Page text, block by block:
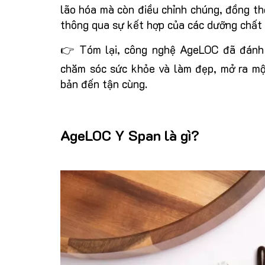
lão hóa mà còn điều chỉnh chúng, đồng
thông qua sự kết hợp của các dưỡng chất
👉 Tóm lại, công nghệ AgeLOC đã
chăm sóc sức khỏe và làm đẹp, mở ra
bản đến tận cùng.
AgeLOC Y Span là gì?